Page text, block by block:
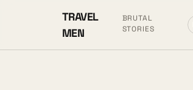
TRAVEL
MEN
BRUTAL
STORIES